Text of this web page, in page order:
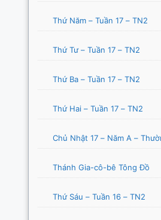
Thứ Năm – Tuần 17 – TN2
Thứ Tư – Tuần 17 – TN2
Thứ Ba – Tuần 17 – TN2
Thứ Hai – Tuần 17 – TN2
Chủ Nhật 17 – Năm A –
Thánh Gia-cô-bê Tông Đồ
Thứ Sáu – Tuần 16 – TN2